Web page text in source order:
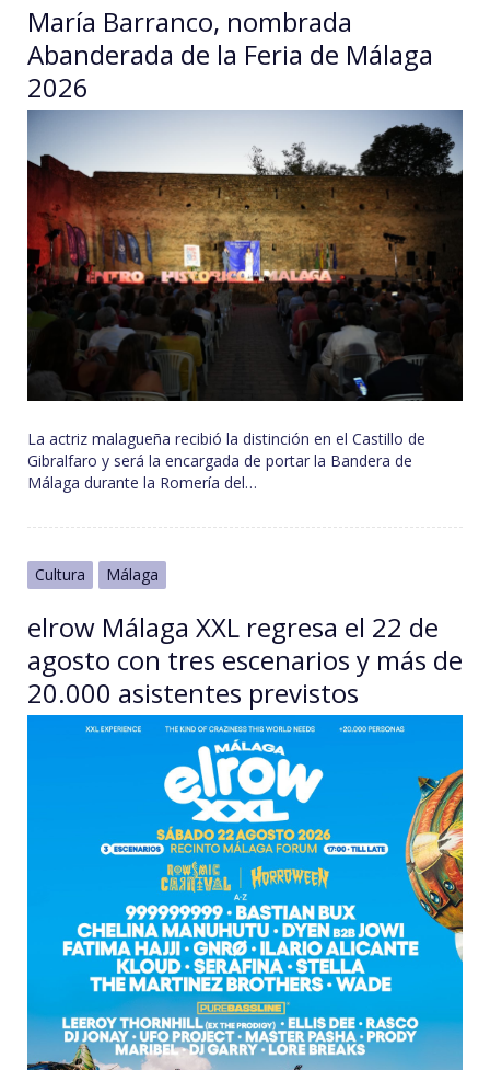
María Barranco, nombrada
Abanderada de la Feria de Málaga
2026
La actriz malagueña recibió la distinción en el Castillo de
Gibralfaro y será la encargada de portar la Bandera de
Málaga durante la Romería del…
Cultura Málaga
elrow Málaga XXL regresa el 22 de
agosto con tres escenarios y más de
20.000 asistentes previstos